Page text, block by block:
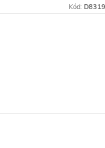
Kód: